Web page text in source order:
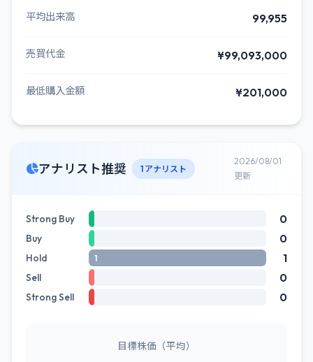
平均出来高 99,955
売買代金 ¥99,093,000
最低購入金額 ¥201,000
アナリスト推奨 1 アナリスト
2026/08/01
更新
Strong Buy 0
Buy 0
Hold 1 1
Sell 0
Strong Sell 0
目標株価（平均）